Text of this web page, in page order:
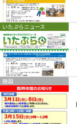
いたぷらニュース
施設